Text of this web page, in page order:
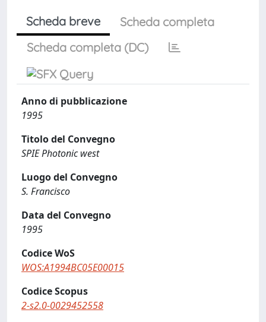
Scheda breve
Scheda completa
Scheda completa (DC)
Anno di pubblicazione
1995
Titolo del Convegno
SPIE Photonic west
Luogo del Convegno
S. Francisco
Data del Convegno
1995
Codice WoS
WOS:A1994BC05E00015
Codice Scopus
2-s2.0-0029452558